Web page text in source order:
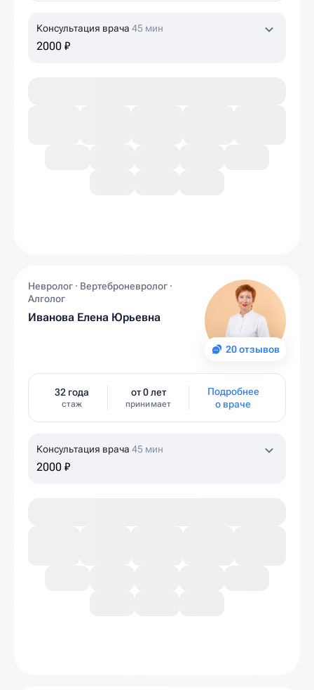
Консультация врача 45 мин
2000 ₽
20 отзывов
Невролог · Вертеброневролог ·
Алголог
Иванова Елена Юрьевна
32 года
стаж
от 0 лет
принимает
Подробнее
о враче
Консультация врача 45 мин
2000 ₽